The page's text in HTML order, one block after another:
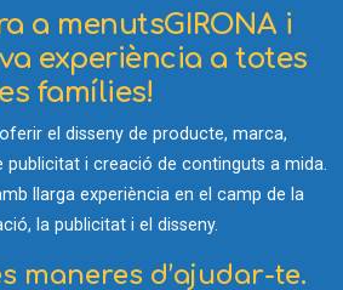
a menutsGIRONA i
experiència a totes
famílies!
el disseny de producte, marca,
publicitat i creació de continguts a mida.
llarga experiència en el camp de la
la publicitat i el disseny.
maneres d’ajudar-te.